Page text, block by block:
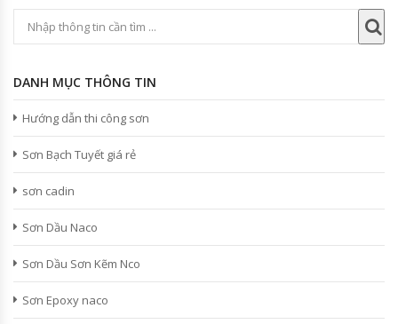
DANH MỤC THÔNG TIN
Hướng dẫn thi công sơn
Sơn Bạch Tuyết giá rẻ
sơn cadin
Sơn Dầu Naco
Sơn Dầu Sơn Kẽm Nco
Sơn Epoxy naco